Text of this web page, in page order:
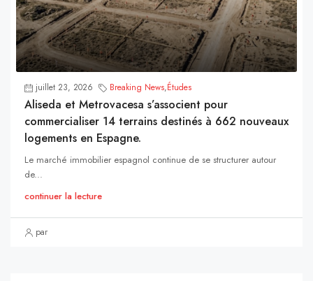
juillet 23, 2026 Breaking News,Études
Aliseda et Metrovacesa s’associent pour
commercialiser 14 terrains destinés à 662 nouveaux
logements en Espagne.
Le marché immobilier espagnol continue de se structurer autour
de...
continuer la lecture
par